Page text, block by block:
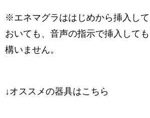
※エネマグラははじめから挿入して
おいても、音声の指示で挿入しても
構いません。
↓オススメの器具はこちら